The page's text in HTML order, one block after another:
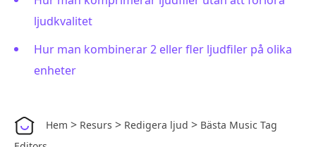
ljudkvalitet
Hur man kombinerar 2 eller fler ljudfiler på olika
enheter
Hem > Resurs > Redigera ljud > Bästa Music Tag